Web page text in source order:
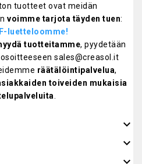
tuotteet ovat meidän
voimme tarjota täyden tuen:
luetteloomme!
tuotteitamme, pyydetään
sales@creasol.it
räätälöintipalvelua,
toiveiden mukaisia
keyboard_arrow_down
